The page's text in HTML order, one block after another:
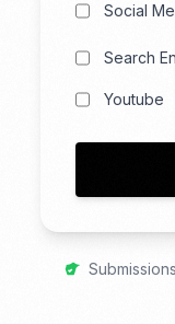
Social
Search
Youtube